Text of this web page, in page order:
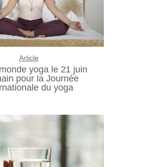
Article
yoga le 21 juin
pour la Journée
du yoga